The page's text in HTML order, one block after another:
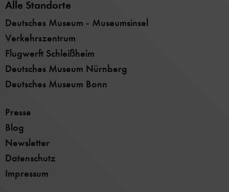
Alle Standorte
Deutsches Museum - Museumsinsel
Verkehrszentrum
Flugwerft Schleißheim
Deutsches Museum Nürnberg
Deutsches Museum Bonn
Presse
Blog
Newsletter
Datenschutz
Impressum